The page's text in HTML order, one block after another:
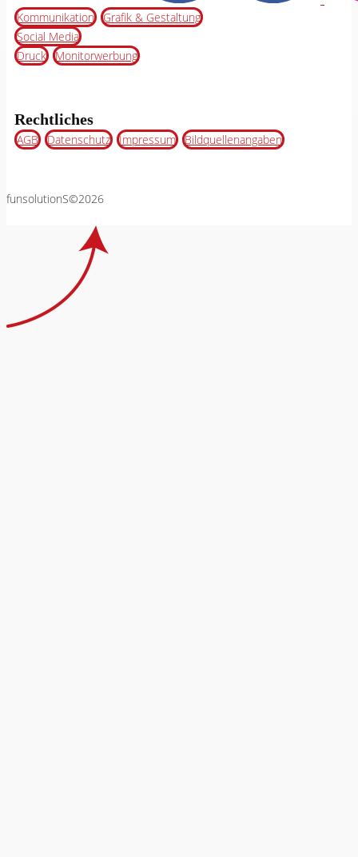
Kommunikation Grafik & Gestaltung
Social Media
Druck Monitorwerbung
Rechtliches
AGB Datenschutz Impressum Bildquellenangaben
funsolutionS©2026